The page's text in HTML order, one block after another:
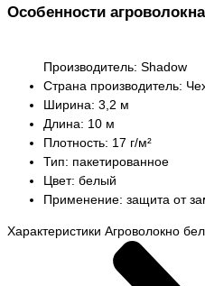
Особенности
Производитель: Shadow
Страна производитель:
Ширина: 3,2 м
Длина: 10 м
Плотность: 17 г/м²
Тип: пакетированное
Цвет: белый
Применение: защита от
Характеристики Агроволокно